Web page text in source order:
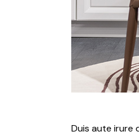
Duis aute irure